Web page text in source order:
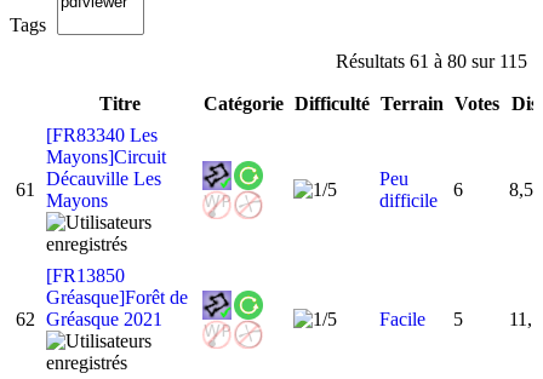
Tags
Résultats 61 à 80 sur 115
Titre Catégorie Difficulté Terrain Votes
61
[FR83340 Les
Mayons]Circuit
Décauville Les
Mayons
Peu
difficile
6
62
[FR13850
Gréasque]Forêt de
Gréasque 2021
Facile 5